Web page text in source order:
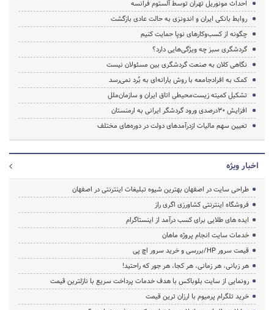
احداث مونوریل تهران توسط آلستوم فرانسه
روابط بانکی ایران و اندونزی به حالت عادی بازگشت
چگونه از کسب‌وکارهای نوپا حمایت کنیم
گردشگری سبز چه ویژگی‌هایی دارد؟
نگاهی کلان به صنعت گردشگری بین مسئولان نیست
کمک به افرادجامعه با روش یارانه‌ای به بُرد نمی‌رسد
تشکیل کمیته زیست‌محیطی اتاق ایران‌ و سازمان‌ملل
افزایش 30درصدی ورود گردشگر ایرانی به ارمنستان
تعیین سهم مالیات ازدرآمدهای دولت در دوره‌های مختلف
اخبار ویژه
طراحی سایت در اصفهان بهترین شیوه تبلیغات اینترنتی در اصفهان
فروشگاه اینترنتی کشاورزی اگری راز
ایده های طلایی برای کسب درآمد از اینستاگرام
خدمات سایت انجام پروژه ماهان
قیمت سرور HP/بررسی و خرید سرور اچ پی
هر زبانی، هر زمانی، هر کجا، هر جور که راحتید!
رونمایی از سایت بلوباکس با هدف خدمات پرداخت سریع با نازلترین قیمت
خرید تلگرام پرمیوم با ارزان ترین قیمت